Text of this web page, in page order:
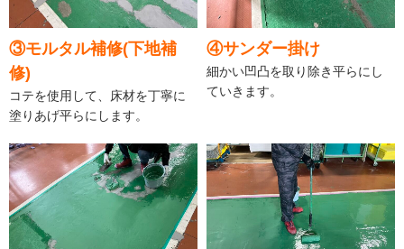
③モルタル補修(下地補
修)
コテを使用して、床材を丁寧に
塗りあげ平らにします。
④サンダー掛け
細かい凹凸を取り除き平らにし
ていきます。